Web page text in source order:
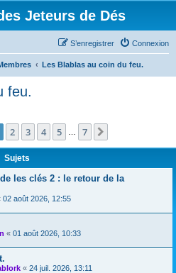
Jeteurs de Dés
Connexion
S’enregistrer
Les Blablas au coin du feu.
feu.
1sur7
2 3 4 5 7
Sujets
les clés 2 : le retour de la
02 août 2026, 12:55
« 01 août 2026, 10:33
« 24 juil. 2026, 13:11